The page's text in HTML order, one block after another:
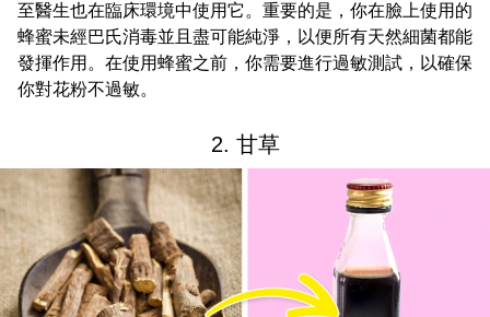
至醫生也在臨床環境中使用它。重要的是，你在臉上使用的
蜂蜜未經巴氏消毒並且盡可能純淨，以便所有天然細菌都能
發揮作用。在使用蜂蜜之前，你需要進行過敏測試，以確保
你對花粉不過敏。
2. 甘草